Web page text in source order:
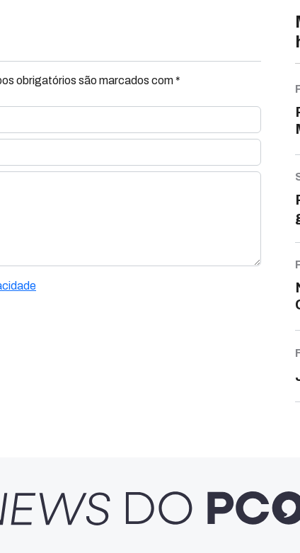
obrigatórios são marcados com *